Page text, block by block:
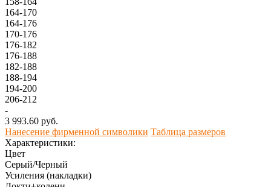
164-170
164-176
170-176
176-182
176-188
182-188
188-194
194-200
206-212
-
3 993.60 руб.
Нанесение фирменной символики Таблица размеров
Характеристики:
Цвет
Серый/Черный
Усиления (накладки)